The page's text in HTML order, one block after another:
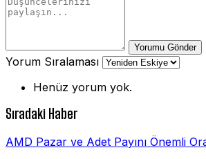
Yorumu Gönder
Yorum Sıralaması
Henüz yorum yok.
Sıradaki Haber
AMD Pazar ve Adet Payını Önemli